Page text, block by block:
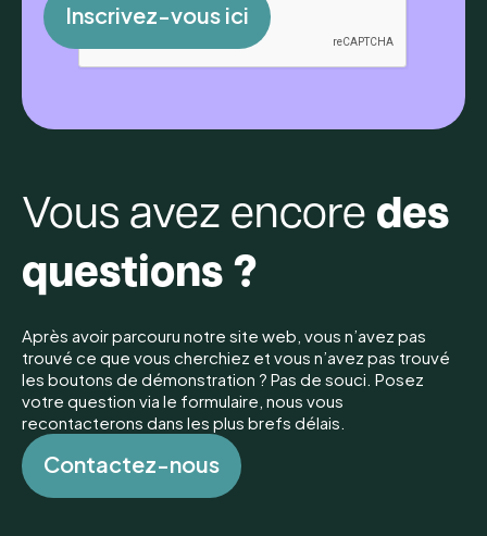
Inscrivez-vous ici
Vous avez encore des
questions ?
Après avoir parcouru notre site web, vous n’avez pas
trouvé ce que vous cherchiez et vous n’avez pas trouvé
les boutons de démonstration ? Pas de souci. Posez
votre question via le formulaire, nous vous
recontacterons dans les plus brefs délais.
Contactez-nous
Contactez-nous